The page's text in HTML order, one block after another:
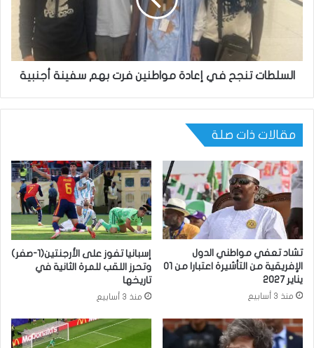
السلطات تنجح في إعادة مواطنين فرت بهم سفينة أجنبية
مقالات ذات صلة
تشاد تعفي مواطني الدول
الإفريقية من التأشيرة اعتبارا من 01
يناير 2027
منذ 3 أسابيع
إسبانيا تفوز على الأرجنتين(1-صفر)
وتحرز اللقب للمرة الثانية في
تاريخها
منذ 3 أسابيع